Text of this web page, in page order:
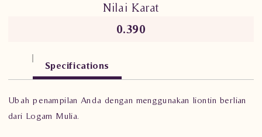
Nilai Karat
0.390
Specifications
Ubah penampilan Anda dengan menggunakan liontin berlian
dari Logam Mulia.